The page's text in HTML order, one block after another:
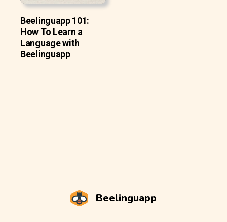
Beelinguapp 101:
How To Learn a
Language with
Beelinguapp
Beelinguapp